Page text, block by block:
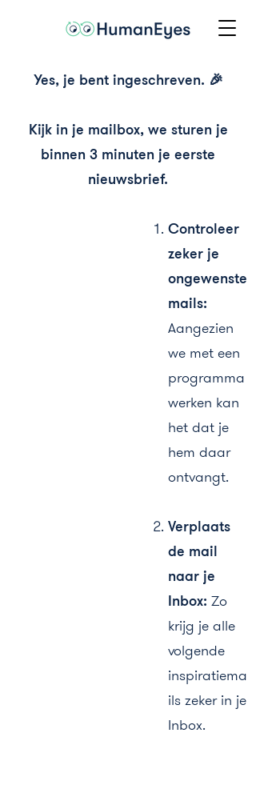
Yes, je bent ingeschreven. 🎉
Kijk in je mailbox, we sturen je
binnen 3 minuten je eerste
nieuwsbrief.
Controleer
zeker je
ongewenste
mails:
Aangezien
we met een
programma
werken kan
het dat je
hem daar
ontvangt.
Verplaats
de mail
naar je
Inbox: Zo
krijg je alle
volgende
inspiratiema
ils zeker in je
Inbox.